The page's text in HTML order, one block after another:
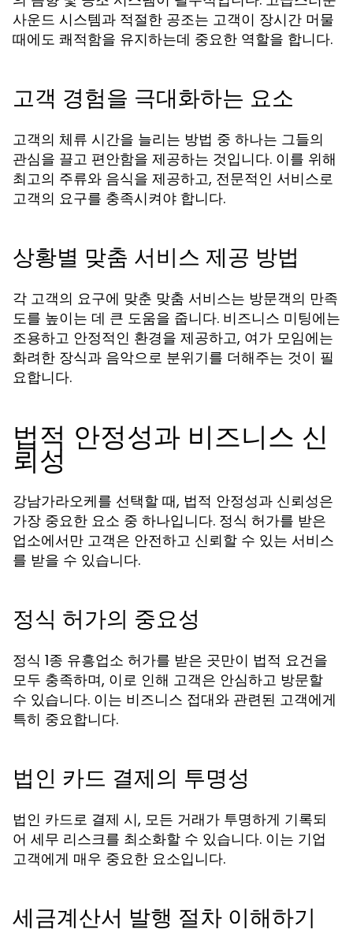
사운드 시스템과 적절한 공조는 고객이 장시간 머물
때에도 쾌적함을 유지하는데 중요한 역할을 합니다.
고객 경험을 극대화하는 요소
고객의 체류 시간을 늘리는 방법 중 하나는 그들의
관심을 끌고 편안함을 제공하는 것입니다. 이를 위해
최고의 주류와 음식을 제공하고, 전문적인 서비스로
고객의 요구를 충족시켜야 합니다.
상황별 맞춤 서비스 제공 방법
각 고객의 요구에 맞춘 맞춤 서비스는 방문객의 만족
도를 높이는 데 큰 도움을 줍니다. 비즈니스 미팅에는
조용하고 안정적인 환경을 제공하고, 여가 모임에는
화려한 장식과 음악으로 분위기를 더해주는 것이 필
요합니다.
법적 안정성과 비즈니스 신
뢰성
강남가라오케를 선택할 때, 법적 안정성과 신뢰성은
가장 중요한 요소 중 하나입니다. 정식 허가를 받은
업소에서만 고객은 안전하고 신뢰할 수 있는 서비스
를 받을 수 있습니다.
정식 허가의 중요성
정식 1종 유흥업소 허가를 받은 곳만이 법적 요건을
모두 충족하며, 이로 인해 고객은 안심하고 방문할
수 있습니다. 이는 비즈니스 접대와 관련된 고객에게
특히 중요합니다.
법인 카드 결제의 투명성
법인 카드로 결제 시, 모든 거래가 투명하게 기록되
어 세무 리스크를 최소화할 수 있습니다. 이는 기업
고객에게 매우 중요한 요소입니다.
세금계산서 발행 절차 이해하기